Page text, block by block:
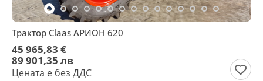
Трактор Claas АРИОН 620
45 965,83 €
89 901,35 лв
Цената е без ДДС